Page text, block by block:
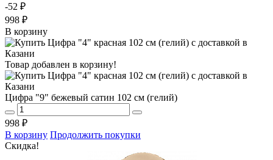
-52 ₽
998 ₽
В корзину
Товар добавлен в корзину!
Цифра "9" бежевый сатин 102 см (гелий)
998 ₽
В корзину Продолжить покупки
Скидка!